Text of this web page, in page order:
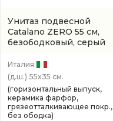
Унитаз подвесной
Catalano ZERO 55 см,
безободковый, серый
Италия
(д.ш.) 55x35 см.
(горизонтальный выпуск,
керамика фарфор,
грязеотталкивающее покр.,
без ободка)